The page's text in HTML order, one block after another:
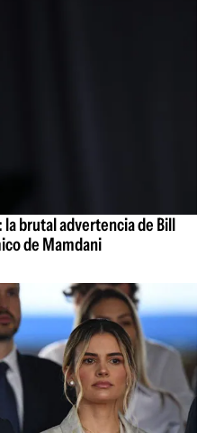
brutal advertencia de Bill
de Mamdani